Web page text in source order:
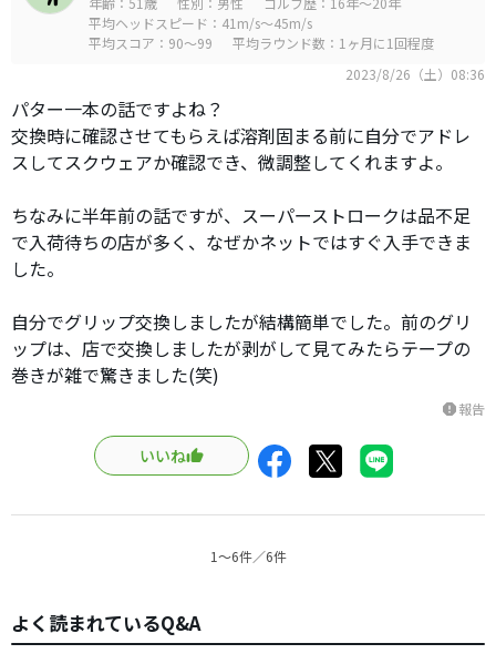
平均ヘッドスピード：41m/s～45m/s
平均スコア：90～99
平均ラウンド数：1ヶ月に1回程度
2023/8/26（土）08:36
パター一本の話ですよね？
交換時に確認させてもらえば溶剤固まる前に自分でアドレ
スしてスクウェアか確認でき、微調整してくれますよ。
ちなみに半年前の話ですが、スーパーストロークは品不足
で入荷待ちの店が多く、なぜかネットではすぐ入手できま
した。
自分でグリップ交換しましたが結構簡単でした。前のグリ
ップは、店で交換しましたが剥がして見てみたらテープの
巻きが雑で驚きました(笑)
report報告
いいね
1〜6件／6件
よく読まれているQ&A